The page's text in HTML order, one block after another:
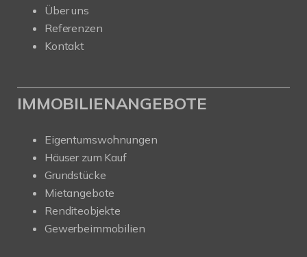
Über uns
Referenzen
Kontakt
IMMOBILIENANGEBOTE
Eigentumswohnungen
Häuser zum Kauf
Grundstücke
Mietangebote
Renditeobjekte
Gewerbeimmobilien